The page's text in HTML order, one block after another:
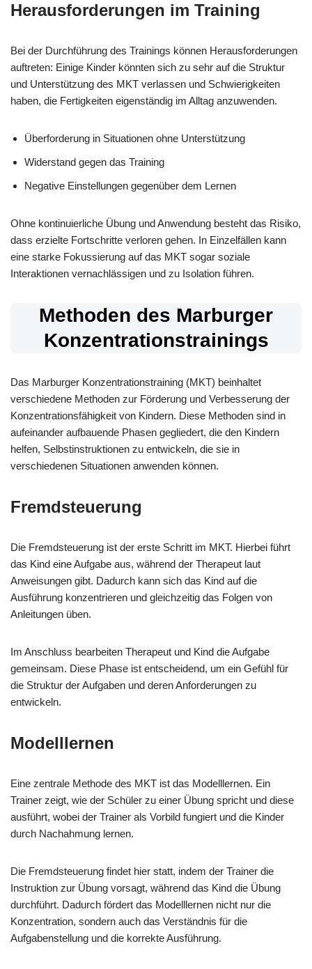
Herausforderungen im Training
Bei der Durchführung des Trainings können Herausforderungen
auftreten: Einige Kinder könnten sich zu sehr auf die Struktur
und Unterstützung des MKT verlassen und Schwierigkeiten
haben, die Fertigkeiten eigenständig im Alltag anzuwenden.
Überforderung in Situationen ohne Unterstützung
Widerstand gegen das Training
Negative Einstellungen gegenüber dem Lernen
Ohne kontinuierliche Übung und Anwendung besteht das Risiko,
dass erzielte Fortschritte verloren gehen. In Einzelfällen kann
eine starke Fokussierung auf das MKT sogar soziale
Interaktionen vernachlässigen und zu Isolation führen.
Methoden des Marburger
Konzentrationstrainings
Das Marburger Konzentrationstraining (MKT) beinhaltet
verschiedene Methoden zur Förderung und Verbesserung der
Konzentrationsfähigkeit von Kindern. Diese Methoden sind in
aufeinander aufbauende Phasen gegliedert, die den Kindern
helfen, Selbstinstruktionen zu entwickeln, die sie in
verschiedenen Situationen anwenden können.
Fremdsteuerung
Die Fremdsteuerung ist der erste Schritt im MKT. Hierbei führt
das Kind eine Aufgabe aus, während der Therapeut laut
Anweisungen gibt. Dadurch kann sich das Kind auf die
Ausführung konzentrieren und gleichzeitig das Folgen von
Anleitungen üben.
Im Anschluss bearbeiten Therapeut und Kind die Aufgabe
gemeinsam. Diese Phase ist entscheidend, um ein Gefühl für
die Struktur der Aufgaben und deren Anforderungen zu
entwickeln.
Modelllernen
Eine zentrale Methode des MKT ist das Modelllernen. Ein
Trainer zeigt, wie der Schüler zu einer Übung spricht und diese
ausführt, wobei der Trainer als Vorbild fungiert und die Kinder
durch Nachahmung lernen.
Die Fremdsteuerung findet hier statt, indem der Trainer die
Instruktion zur Übung vorsagt, während das Kind die Übung
durchführt. Dadurch fördert das Modelllernen nicht nur die
Konzentration, sondern auch das Verständnis für die
Aufgabenstellung und die korrekte Ausführung.